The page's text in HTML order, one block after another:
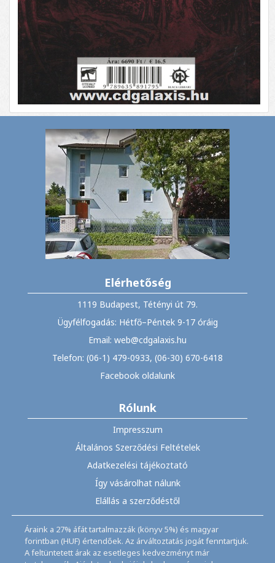
Elérhetőség
1119 Budapest, Tétényi út 79.
Ügyfélfogadás: Hétfő–Péntek 9-17 óráig
Email: web@cdgalaxis.hu
Telefon: (06-1) 479-0933, (06-30) 670-6418
Facebook oldalunk
Rólunk
Impresszum
Általános Szerződési Feltételek
Adatkezelési tájékoztató
Így vásárolhat nálunk
Elállás a szerződéstől
Áraink a 27% áfát tartalmazzák (könyv 5%) és magyar
forintban (HUF) értendőek. Az árváltoztatás jogát fenntartjuk.
A feltüntetett árak az esetleges kedvezményt már